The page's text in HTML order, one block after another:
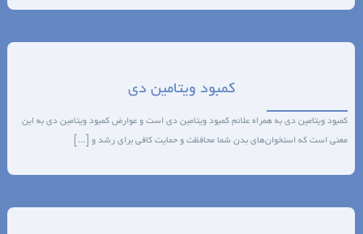
کمبود ویتامین دی
کمبود ویتامین دی به همراه علائم کمبود ویتامین دی است و عوارض کمبود ویتامین دی به این
معنی است که استخوان‌های بدن شما محافظت و حمایت کافی برای رشد و [...]